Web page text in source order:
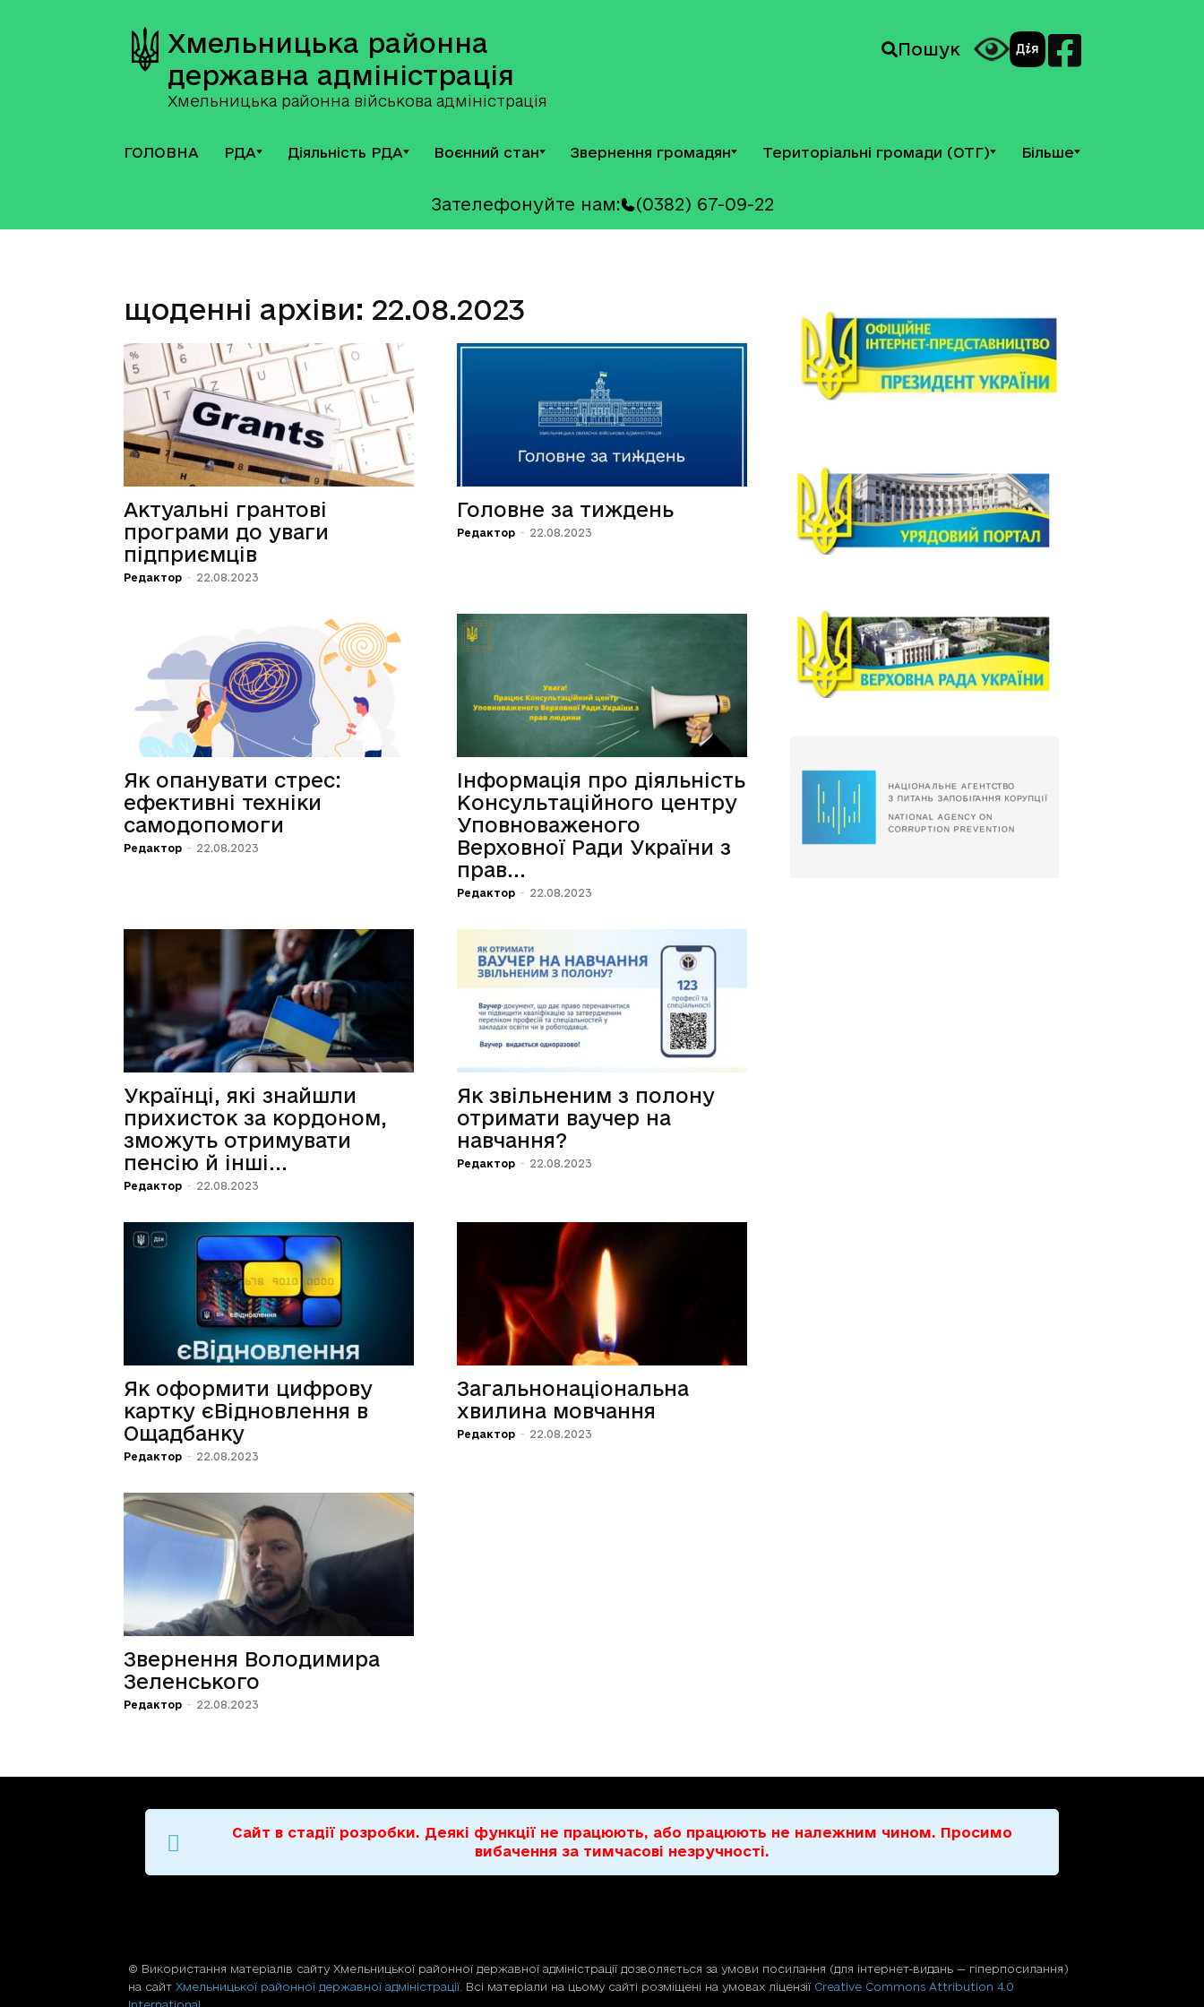
Хмельницька районна
державна адміністрація
Хмельницька районна військова адміністрація
Пошук
ГОЛОВНА РДА Діяльність РДА Воєнний стан Звернення громадян Територіальні громади (ОТГ) Більше
Зателефонуйте нам: (0382) 67-09-22
щоденні архіви: 22.08.2023
Актуальні грантові
програми до уваги
підприємців
Редактор - 22.08.2023
Головне за тиждень
Редактор - 22.08.2023
Як опанувати стрес:
ефективні техніки
самодопомоги
Редактор - 22.08.2023
Інформація про діяльність
Консультаційного центру
Уповноваженого
Верховної Ради України з
прав...
Редактор - 22.08.2023
Українці, які знайшли
прихисток за кордоном,
зможуть отримувати
пенсію й інші...
Редактор - 22.08.2023
Як звільненим з полону
отримати ваучер на
навчання?
Редактор - 22.08.2023
Як оформити цифрову
картку єВідновлення в
Ощадбанку
Редактор - 22.08.2023
Загальнонаціональна
хвилина мовчання
Редактор - 22.08.2023
Звернення Володимира
Зеленського
Редактор - 22.08.2023
Сайт в стадії розробки. Деякі функції не працюють, або працюють не належним чином. Просимо
вибачення за тимчасові незручності.
© Використання матерiалiв сайту Хмельницької районної державної адміністрації дозволяється за умови посилання (для iнтернет-видань — гiперпосилання)
на сайт Хмельницької районної державної адміністрації . Всі матеріали на цьому сайті розміщені на умовах ліцензії Creative Commons Attribution 4.0
International